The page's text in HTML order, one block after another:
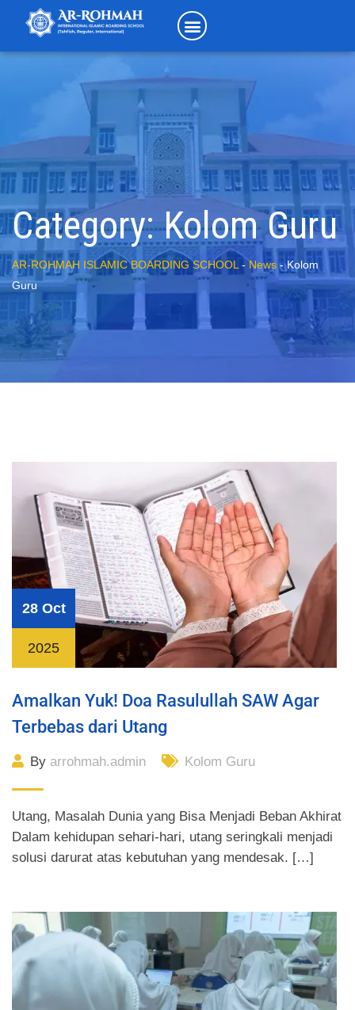
Category:Kolom Guru
AR-ROHMAH ISLAMIC BOARDING SCHOOL -News -Kolom
Guru
28 Oct
2025
Amalkan Yuk! Doa Rasulullah SAW Agar
Terbebas dari Utang
By arrohmah.admin Kolom Guru
Utang, Masalah Dunia yang Bisa Menjadi Beban Akhirat
Dalam kehidupan sehari-hari, utang seringkali menjadi
solusi darurat atas kebutuhan yang mendesak. […]